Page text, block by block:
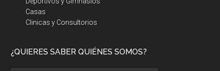
Casas
Clinicas y Consultorios
¿QUIERES SABER QUIÉNES SOMOS?